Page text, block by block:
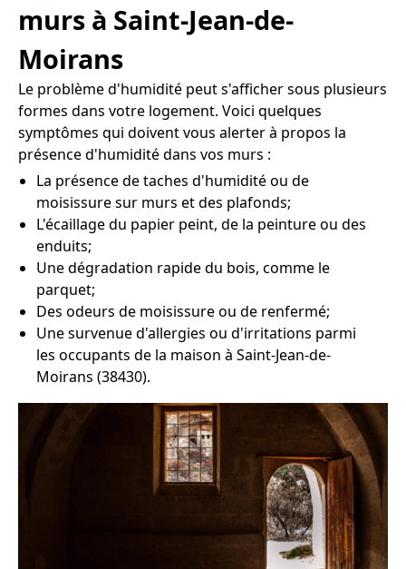
murs à Saint-Jean-de-
Moirans
Le problème d'humidité peut s'afficher sous plusieurs
formes dans votre logement. Voici quelques
symptômes qui doivent vous alerter à propos la
présence d'humidité dans vos murs :
La présence de taches d'humidité ou de
moisissure sur murs et des plafonds;
L'écaillage du papier peint, de la peinture ou des
enduits;
Une dégradation rapide du bois, comme le
parquet;
Des odeurs de moisissure ou de renfermé;
Une survenue d'allergies ou d'irritations parmi
les occupants de la maison à Saint-Jean-de-
Moirans (38430).